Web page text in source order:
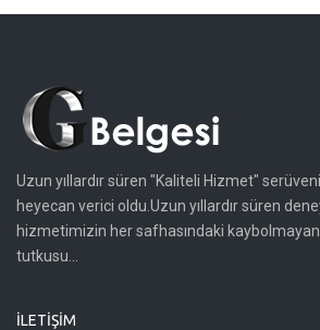
Uzun yıllardır süren "Kaliteli Hizmet"
heyecan verici oldu.Uzun yıllardır süren
hizmetimizin her safhasındaki
tutkusu...
İLETIŞIM